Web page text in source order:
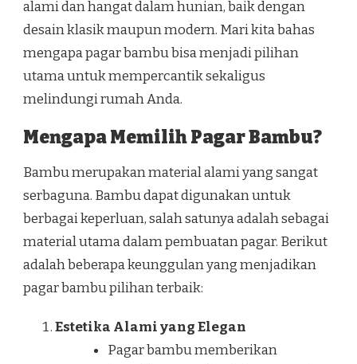
alami dan hangat dalam hunian, baik dengan
desain klasik maupun modern. Mari kita bahas
mengapa pagar bambu bisa menjadi pilihan
utama untuk mempercantik sekaligus
melindungi rumah Anda.
Mengapa Memilih Pagar Bambu?
Bambu merupakan material alami yang sangat
serbaguna. Bambu dapat digunakan untuk
berbagai keperluan, salah satunya adalah sebagai
material utama dalam pembuatan pagar. Berikut
adalah beberapa keunggulan yang menjadikan
pagar bambu pilihan terbaik:
Estetika Alami yang Elegan
Pagar bambu memberikan